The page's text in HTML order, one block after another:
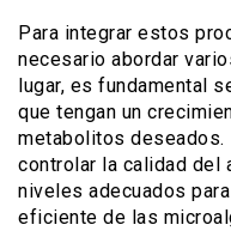
Para integrar estos
necesario abordar
lugar, es fundamental
que tengan un
metabolitos deseados.
controlar la calidad del
niveles adecuados
eficiente de las